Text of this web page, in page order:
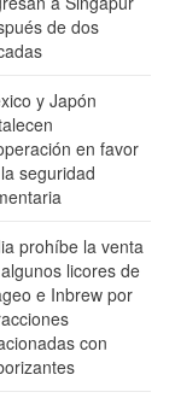
de dos
y Japón
en favor
seguridad
prohíbe la venta
licores de
e Inbrew por
con